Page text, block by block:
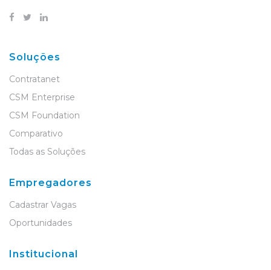
Soluções
Contratanet
CSM Enterprise
CSM Foundation
Comparativo
Todas as Soluções
Empregadores
Cadastrar Vagas
Oportunidades
Institucional